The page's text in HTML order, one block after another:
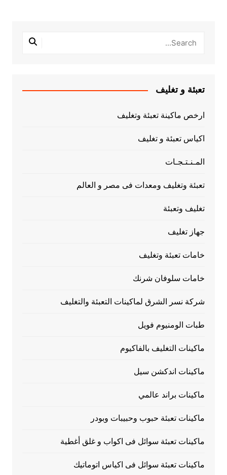
تعبئة و تغليف
ارخص ماكينة تعبئة وتغليف
اكياس تعبئة و تغليف
المـنـتـجـات
تعبئة وتغليف ومعدات فى مصر و العالم
تغليف وتعبئة
جهاز تغليف
خامات تعبئة وتغليف
خامات سلوفان شرنك
شركة نسر الشرق لماكينات التعبئة والتغليف
طبات الومنيوم فويل
ماكينات التغليف بالفاكيوم
ماكينات اندكشن سيل
ماكينات براند عالمي
ماكينات تعبئة حبوب وحبيبات وبودر
ماكينات تعبئة سوائل فى اكواب و غلق أغطية
ماكينات تعبئة سوائل فى اكياس اتوماتيك